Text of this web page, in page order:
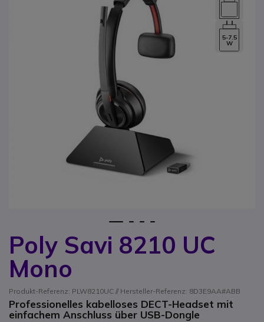
Poly Savi 8210 UC
Mono
Produkt-Referenz: PLW8210UC // Hersteller-Referenz: 8D3E9AA#ABB
Professionelles kabelloses DECT-Headset mit
einfachem Anschluss über USB-Dongle
5-7.5
W
Zum Anfang der Bildgalerie springen